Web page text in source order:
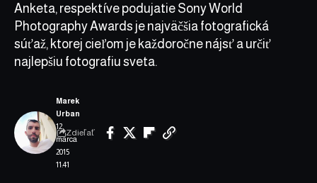
Anketa, respektíve podujatie Sony World
Photography Awards je najväčšia fotografická
súťaž, ktorej cieľom je každoročne nájsť a určiť
najlepšiu fotografiu sveta.
12.
marca
2015
11:41
Marek
Urban
Zdieľať